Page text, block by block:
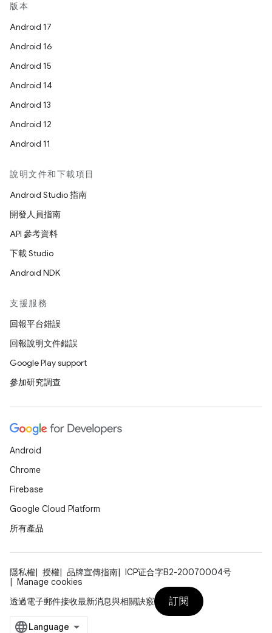
版本
Android 17
Android 16
Android 15
Android 14
Android 13
Android 12
Android 11
說明文件和下載項目
Android Studio 指南
開發人員指南
API 參考資料
下載 Studio
Android NDK
支援服務
回報平台錯誤
回報說明文件錯誤
Google Play support
參加研究調查
Android
Chrome
Firebase
Google Cloud Platform
所有產品
隱私權 授權 品牌宣傳指南
ICP证合字B2-20070004号
Manage cookies
透過電子郵件接收最新消息與相關訣竅
訂閱